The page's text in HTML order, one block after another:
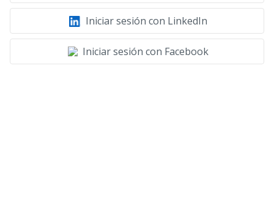
Iniciar sesión con LinkedIn
Iniciar sesión con Facebook